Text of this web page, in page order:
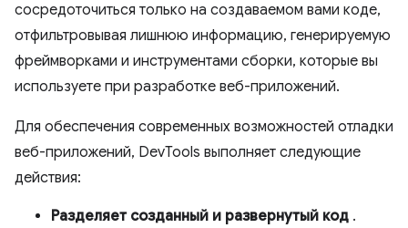
сосредоточиться только на создаваемом вами коде,
отфильтровывая лишнюю информацию, генерируемую
фреймворками и инструментами сборки, которые вы
используете при разработке веб-приложений.
Для обеспечения современных возможностей отладки
веб-приложений, DevTools выполняет следующие
действия:
Разделяет созданный и развернутый код .